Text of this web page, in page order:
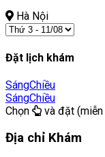
Hà Nội
Đặt lịch khám
SángChiều
SángChiều
Chọn
và đặt
Địa chỉ Khám